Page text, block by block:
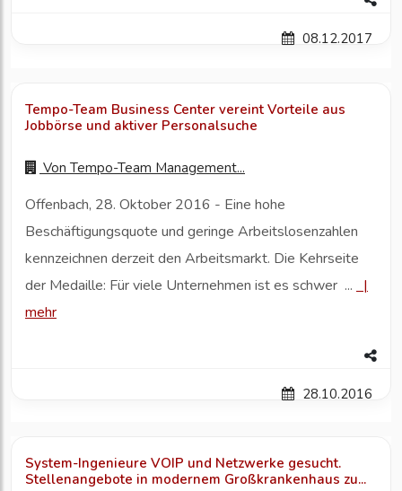
08.12.2017
Tempo-Team Business Center vereint Vorteile aus
Jobbörse und aktiver Personalsuche
Von Tempo-Team Management...
Offenbach, 28. Oktober 2016 - Eine hohe
Beschäftigungsquote und geringe Arbeitslosenzahlen
kennzeichnen derzeit den Arbeitsmarkt. Die Kehrseite
der Medaille: Für viele Unternehmen ist es schwer ...
|
mehr
28.10.2016
System-Ingenieure VOIP und Netzwerke gesucht.
Stellenangebote in modernem Großkrankenhaus zu...